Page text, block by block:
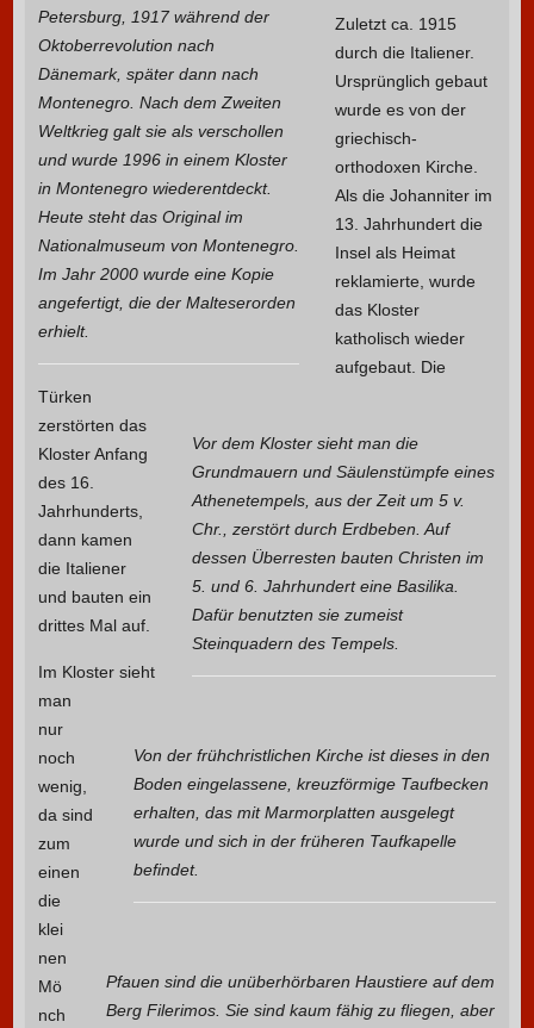
Petersburg, 1917 während der
Oktoberrevolution nach
Dänemark, später dann nach
Montenegro. Nach dem Zweiten
Weltkrieg galt sie als verschollen
und wurde 1996 in einem Kloster
in Montenegro wiederentdeckt.
Heute steht das Original im
Nationalmuseum von Montenegro.
Im Jahr 2000 wurde eine Kopie
angefertigt, die der Malteserorden
erhielt.
Vor dem Kloster sieht man die
Grundmauern und Säulenstümpfe eines
Athenetempels, aus der Zeit um 5 v.
Chr., zerstört durch Erdbeben. Auf
dessen Überresten bauten Christen im
5. und 6. Jahrhundert eine Basilika.
Dafür benutzten sie zumeist
Steinquadern des Tempels.
Von der frühchristlichen Kirche ist dieses in den
Boden eingelassene, kreuzförmige Taufbecken
erhalten, das mit Marmorplatten ausgelegt
wurde und sich in der früheren Taufkapelle
befindet.
Zuletzt ca. 1915
durch die Italiener.
Ursprünglich gebaut
wurde es von der
griechisch-
orthodoxen Kirche.
Als die Johanniter im
13. Jahrhundert die
Insel als Heimat
reklamierte, wurde
das Kloster
katholisch wieder
aufgebaut. Die
Türken
zerstörten das
Kloster Anfang
des 16.
Jahrhunderts,
dann kamen
die Italiener
und bauten ein
drittes Mal auf.
Pfauen sind die unüberhörbaren Haustiere auf dem
Berg Filerimos. Sie sind kaum fähig zu fliegen, aber
Im Kloster sieht
man
nur
noch
wenig,
da sind
zum
einen
die
klei
nen
Mö
nch